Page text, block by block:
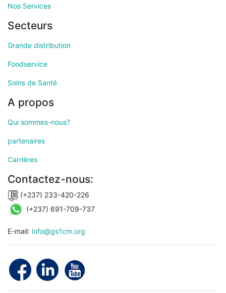
Nos Services
Secteurs
Grande distribution
Foodservice
Soins de Santé
A propos
Qui sommes-nous?
partenaires
Carrières
Contactez-nous:
(+237) 233-420-226
(+237) 691-709-737
E-mail: info@gs1cm.org